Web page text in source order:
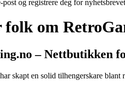
post og registrere deg for
folk om
– Nettbutikken
skapt en solid tilhengerskare